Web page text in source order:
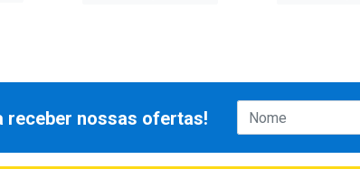
receber nossas ofertas!